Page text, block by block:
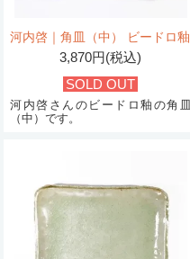
河内啓｜角皿（中） ビードロ釉
3,870円(税込)
SOLD OUT
河内啓さんのビードロ釉の角皿
（中）です。